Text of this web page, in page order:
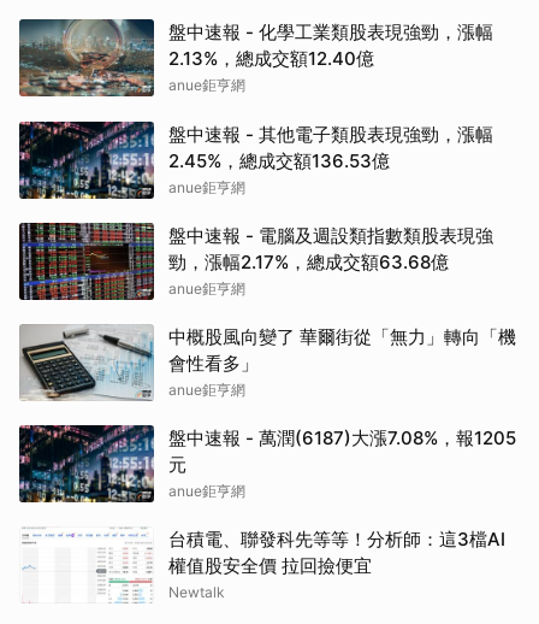
盤中速報 - 化學工業類股表現強勁，漲幅
2.13%，總成交額12.40億
anue鉅亨網
盤中速報 - 其他電子類股表現強勁，漲幅
2.45%，總成交額136.53億
anue鉅亨網
盤中速報 - 電腦及週設類指數類股表現強
勁，漲幅2.17%，總成交額63.68億
anue鉅亨網
中概股風向變了 華爾街從「無力」轉向「機
會性看多」
anue鉅亨網
盤中速報 - 萬潤(6187)大漲7.08%，報1205
元
anue鉅亨網
台積電、聯發科先等等！分析師：這3檔AI
權值股安全價 拉回撿便宜
Newtalk